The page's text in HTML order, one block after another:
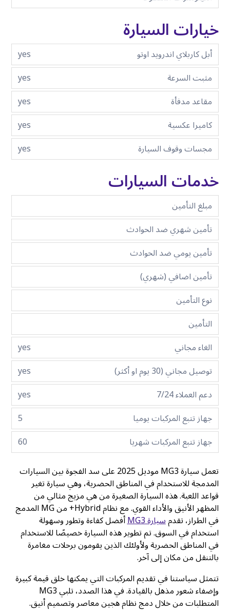
خيارات السيارة
أبل كاربلاي اندرويد اوتو
yes
مثبت السرعة
yes
مقاعد مدفأة
yes
كاميرا عكسية
yes
مجسات وقوف السيارة
yes
خدمات السيارات
مبلغ التأمين
تأمين شهري ضد الحوادث
تأمين يومي ضد الحوادث
تأمين اضافي (شهري)
نوع التأمين
التأمين
الغاء مجاني
yes
توصيل مجاني (30 يوم او أكثر)
yes
دعم العملاء 7/24
yes
جهاز تتبع المركبات يوميا
5
جهاز تتبع المركبات شهريا
60
تعمل سيارة MG3 موديل 2025 على سد الفجوة بين السيارات
المدمجة للاستخدام في المناطق الحضرية، وهي سيارة تغير
قواعد اللعبة. هذه السيارة الصغيرة من هي مزيج مثالي من
المظهر الأنيق والأداء القوي. مع نظام Hybrid+ من MG المدمج
في الطراز، تقدمسيارة MG3 أفضل كفاءة وتطور وسهولة
استخدام في السوق. تم تطوير هذه السيارة خصيصًا للاستخدام
في المناطق الحضرية ولأولئك الذين يقومون برحلات مغامرة
بالتنقل من مكان إلى آخر.
تتمثل سياستنا في تقديم المركبات التي يمكنها خلق قيمة كبيرة
وإضفاء شعور مذهل بالقيادة. في هذا الصدد، تلبي MG3
المتطلبات من خلال دمج نظام هجين معاصر وتصميم أنيق.